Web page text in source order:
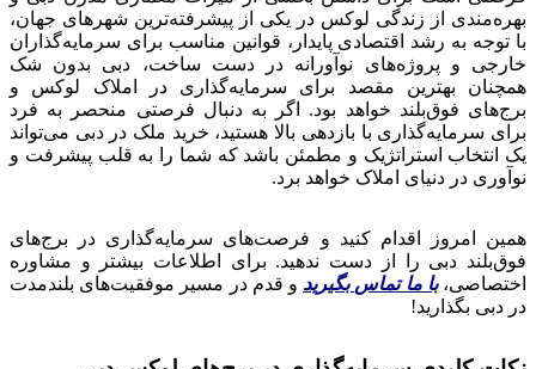
بهره‌مندی از زندگی لوکس در یکی از پیشرفته‌ترین شهرهای جهان،
با توجه به رشد اقتصادی پایدار، قوانین مناسب برای سرمایه‌گذاران
خارجی و پروژه‌های نوآورانه در دست ساخت، دبی بدون شک
همچنان بهترین مقصد برای سرمایه‌گذاری در املاک لوکس و
برج‌های فوق‌بلند خواهد بود. اگر به دنبال فرصتی منحصر به فرد
برای سرمایه‌گذاری با بازدهی بالا هستید، خرید ملک در دبی می‌تواند
یک انتخاب استراتژیک و مطمئن باشد که شما را به قلب پیشرفت و
نوآوری در دنیای املاک خواهد برد.
همین امروز اقدام کنید و فرصت‌های سرمایه‌گذاری در برج‌های
فوق‌بلند دبی را از دست ندهید. برای اطلاعات بیشتر و مشاوره
اختصاصی،با ما تماس بگیرید و قدم در مسیر موفقیت‌های بلندمدت
در دبی بگذارید!